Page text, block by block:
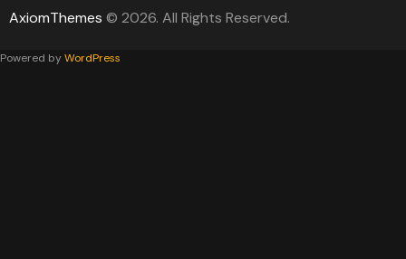
AxiomThemes © 2026. All Rights Reserved.
Powered byWordPress